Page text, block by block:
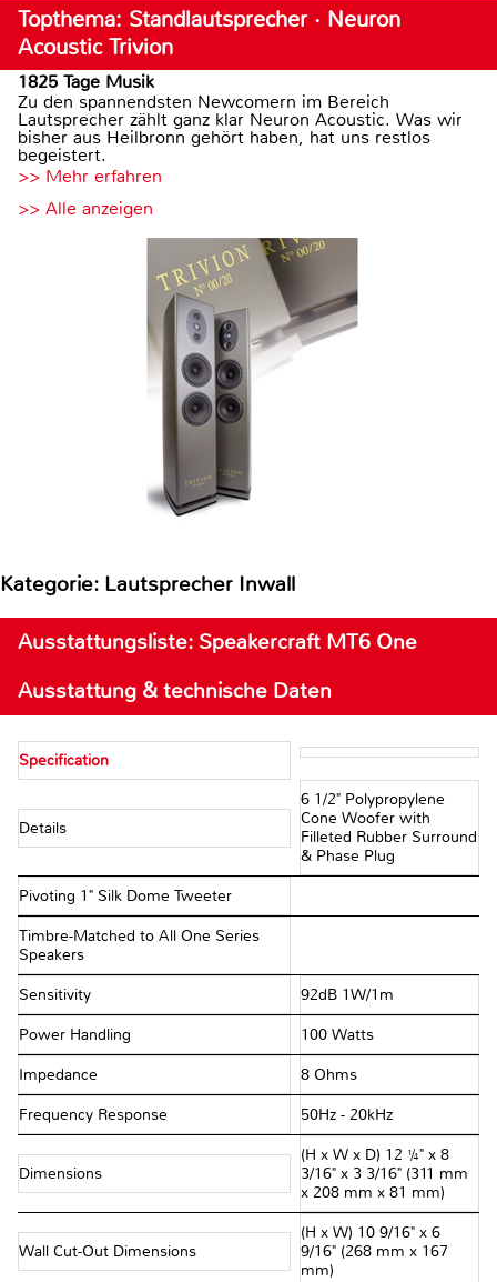
Topthema: Standlautsprecher · Neuron
Acoustic Trivion
1825 Tage Musik
Zu den spannendsten Newcomern im Bereich
Lautsprecher zählt ganz klar Neuron Acoustic. Was wir
bisher aus Heilbronn gehört haben, hat uns restlos
begeistert.
>> Mehr erfahren
>> Alle anzeigen
Kategorie: Lautsprecher Inwall
Ausstattungsliste: Speakercraft MT6 One
Ausstattung & technische Daten
Specification
Details
6 1/2" Polypropylene
Cone Woofer with
Filleted Rubber Surround
& Phase Plug
Pivoting 1" Silk Dome Tweeter
Timbre-Matched to All One Series
Speakers
Sensitivity 92dB 1W/1m
Power Handling 100 Watts
Impedance 8 Ohms
Frequency Response 50Hz - 20kHz
Dimensions
(H x W x D) 12 ¼" x 8
3/16" x 3 3/16" (311 mm
x 208 mm x 81 mm)
Wall Cut-Out Dimensions
(H x W) 10 9/16" x 6
9/16" (268 mm x 167
mm)